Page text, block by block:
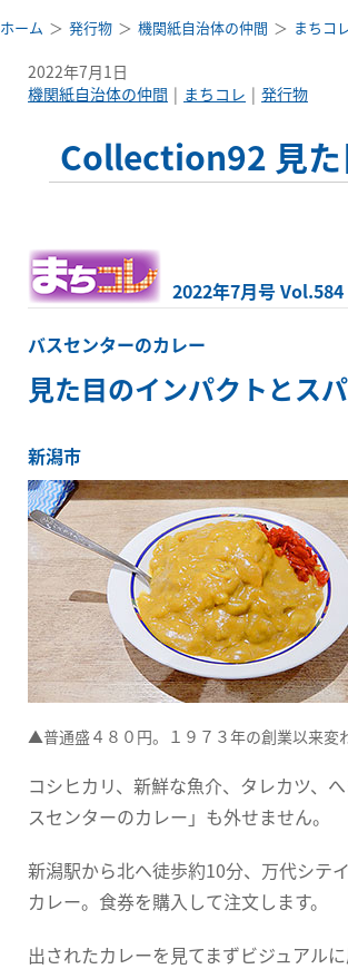
ホーム 発行物 機関紙自治体の仲間 まちコ
2022年7月1日
機関紙自治体の仲間
まちコレ 発行物
Collection92 見た
2022年7月号 Vol.584
バスセンターのカレー
見た目のインパクトとス
新潟市
▲普通盛４８０円。１９７３年の創業以来変
コシヒカリ、新鮮な魚介、タレカツ、
スセンターのカレー」も外せません。
新潟駅から北へ徒歩約10分、万代シテ
カレー。食券を購入して注文します。
出されたカレーを見てまずビジュアル